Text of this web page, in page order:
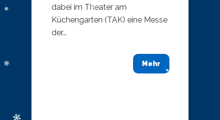
dabei im Theater am
Küchengarten (TAK) eine Messe
der...
Mehr